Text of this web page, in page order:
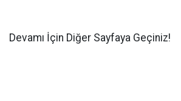
Devamı İçin Diğer Sayfaya Geçiniz!